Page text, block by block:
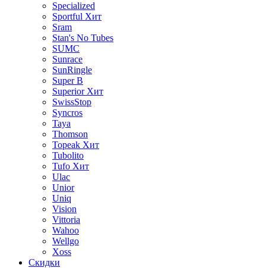
Specialized
Sportful Хит
Sram
Stan's No Tubes
SUMC
Sunrace
SunRingle
Super B
Superior Хит
SwissStop
Syncros
Taya
Thomson
Topeak Хит
Tubolito
Tufo Хит
Ulac
Unior
Uniq
Vision
Vittoria
Wahoo
Wellgo
Xoss
Скидки